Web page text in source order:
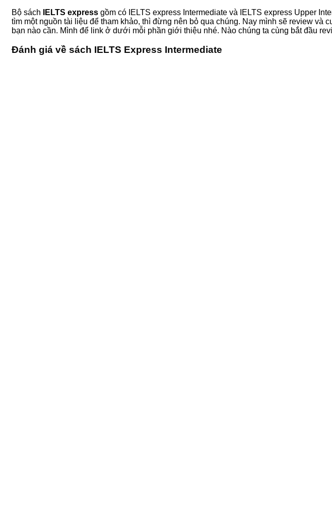
Bộ sách
IELTS express gồm có IELTS express Intermediate và IELTS express Upper
tìm một nguồn tài liệu để tham khảo, thì đừng nên bỏ qua chúng. Nay mình sẽ review và
bạn nào cần. Mình để link ở dưới mỗi phần giới thiệu nhé. Nào chúng ta cùng bắt đầu
Đánh giá về sách IELTS Express Intermediate